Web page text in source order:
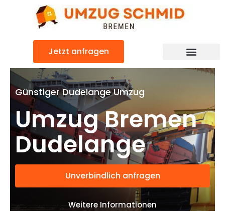
Jetzt anfragen
Günstiger Dudelange Umzug
Umzug Bremen
Dudelange
Unverbindlich anfragen
Weitere Informationen